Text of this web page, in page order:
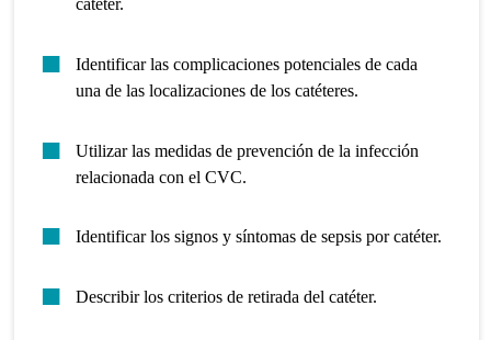
catéter.
Identificar las complicaciones potenciales de cada
una de las localizaciones de los catéteres.
Utilizar las medidas de prevención de la infección
relacionada con el CVC.
Identificar los signos y síntomas de sepsis por catéter.
Describir los criterios de retirada del catéter.